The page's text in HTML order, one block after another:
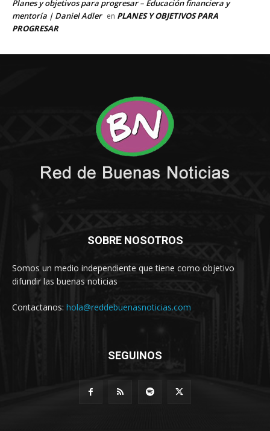
SOBRE NOSOTROS
Somos un medio independiente que tiene como objetivo
difundir las buenas noticias
Contactanos: hola@reddebuenasnoticias.com
SEGUINOS